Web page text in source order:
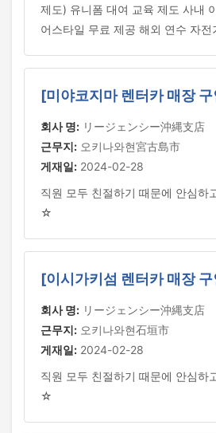
제도) 유니폼 대여 교육 제도 사내
어스타일 무료 제공 해외 연수 자
[미야코지마 렌터카 매장
회사 명: リージェンシー沖縄支店
근무지: 오키나와현宮古島市
게재일: 2024-02-28
직원 모두 친절하기 때문에 안심하
☆
[이시가키섬 렌터카 매장
회사 명: リージェンシー沖縄支店
근무지: 오키나와현石垣市
게재일: 2024-02-28
직원 모두 친절하기 때문에 안심하
☆